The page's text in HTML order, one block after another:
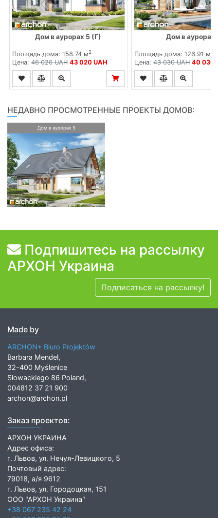
Дом в аурорах 5 (Г)
Площадь дома: 158.74 м2
Цена: 46 020 UAH 43 020 UAH
Дом в аурорах
Площадь дома: 126.91 м
Цена:43 030 UAH 40 030
НЕДАВНО ПРОСМОТРЕННЫЕ ПРОЕКТЫ ДОМОВ:
Дом в аурорах 5
Подпишитесь на рассылку
АРХОН Украина
Подписаться на рассылку!
Made by
ARCHON+ Biuro Projektów
Barbara Mendel,
32-400 Myślenice
Słowackiego 86 Poland,
004812 37 21 900
archon@archon.pl
Заказ проектов:
АРХОН УКРАИНА
Адрес офиса:
г. Львов, ул. Нечуя-Левицкого, 5
Почтовый адрес:
79018, а/я 9612
г. Львов, ул. Городоцкая, 151
ООО "АРХОН Украина"
+38 067 235 42 24